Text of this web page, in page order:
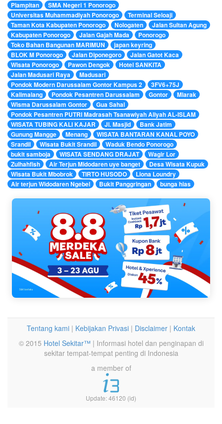
Plampitan
SMA Negeri 1 Ponorogo
Universitas Muhammadiyah Ponorogo
Terminal Seloaji
Taman Kota Kabupaten Ponorogo
Nologaten
Jalan Sultan Agung
Kabupaten Ponorogo
Jalan Gajah Mada
Ponorogo
Toko Bahan Bangunan MARIMUN
japan keyring
BLOK M Ponorogo
Jalan Diponegoro
Jalan Gatot Kaca
Wisata Ponorogo
Pawon Dengok
Hotel SANKITA
Jalan Madusari Raya
Madusari
Pondok Modern Darussalam Gontor Kampus 2
3FV6+75J
Kalimalang
Pondok Pesantren Darussalam Gontor
Mlarak
Wisma Darussalam Gontor
Gua Sahal
Pondok Pesantren PUTRI Madrasah Tsanawiyah Aliyah AL-ISLAM
WISATA TUBING KALI KAJAR
Jl. Masjid
Bank Jatim
Gunung Mangge
Menang
WISATA BANTARAN KANAL POYO
Srandil
Wisata Bukit Srandil
Waduk Bendo Ponorogo
bukit samboja
WISATA SENDANG DRAJAT
Wagir Lor
Zulhahfish
Air Terjun Midodaren uye banget
Desa Wisata Kupuk
Wisata Bukit Mbobrok
TIRTO HUSODO
Liona Loundry
Air terjun Widodaren Ngebel
Bukit Panggringan bunga hias
Tentang kami | Kebijakan Privasi | Disclaimer | Kontak
© 2015 Hotel Sekitar™ | Informasi hotel dan penginapan di
sekitar tempat-tempat penting di Indonesia
a member of
Update: 46120 (id)